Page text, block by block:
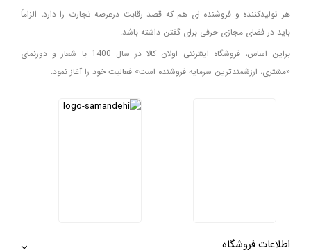
هر تولیدکننده و فروشنده ای هم که قصد رقابت درعرصه تجارت را دارد، الزاماً
باید در فضای مجازی حرفی برای گفتن داشته باشد.
براین اساس، فروشگاه اینترنتی اولان کالا در سال 1400 با شعار و دورنمای
«مشتری، ارزشمندترین سرمایه فروشنده است» فعالیت خود را آغاز نمود.
اطلاعات فروشگاه